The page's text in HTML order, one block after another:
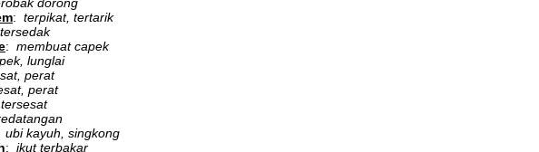
: terpikat, tertarik
tersedak
: membuat capek
lunglai
perat
perat
tersesat
ubi kayuh, singkong
: ikut terbakar